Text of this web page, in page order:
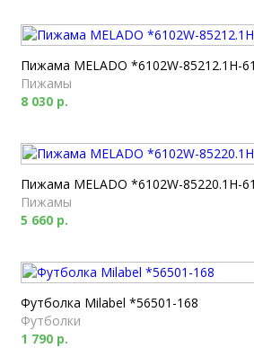
Пижама MELADO *6102W-85212.1H-
Пижамы
8 030 р.
Пижама MELADO *6102W-85220.1H-
Пижамы
5 660 р.
Футболка Milabel *56501-168
Футболки
1 790 р.